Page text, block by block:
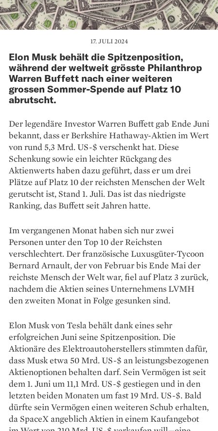
17. JULI 2024
Elon Musk behält die Spitzenposition,
während der weltweit grösste Philanthrop
Warren Buffett nach einer weiteren
grossen Sommer-Spende auf Platz 10
abrutscht.
Der legendäre Investor Warren Buffett gab Ende Juni
bekannt, dass er Berkshire Hathaway-Aktien im Wert
von rund 5,3 Mrd. US-$ verschenkt hat. Diese
Schenkung sowie ein leichter Rückgang des
Aktienwerts haben dazu geführt, dass er um drei
Plätze auf Platz 10 der reichsten Menschen der Welt
gerutscht ist, Stand 1. Juli. Das ist das niedrigste
Ranking, das Buffett seit Jahren hatte.
Im vergangenen Monat haben sich nur zwei
Personen unter den Top 10 der Reichsten
verschlechtert. Der französische Luxusgüter-Tycoon
Bernard Arnault, der von Februar bis Ende Mai der
reichste Mensch der Welt war, fiel auf Platz 3 zurück,
nachdem die Aktien seines Unternehmens LVMH
den zweiten Monat in Folge gesunken sind.
Elon Musk von Tesla behält dank eines sehr
erfolgreichen Juni seine Spitzenposition. Die
Aktionäre des Elektroautoherstellers stimmten dafür,
dass Musk etwa 50 Mrd. US-$ an leistungsbezogenen
Aktienoptionen behalten darf. Sein Vermögen ist seit
dem 1. Juni um 11,1 Mrd. US-$ gestiegen und in den
letzten beiden Monaten um fast 19 Mrd. US-$. Bald
dürfte sein Vermögen einen weiteren Schub erhalten,
da SpaceX angeblich Aktien in einem Kaufangebot